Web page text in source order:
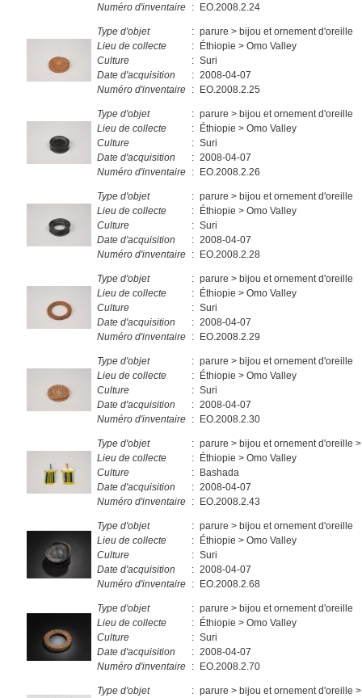
Numéro d'inventaire : EO.2008.2.24
Type d'objet : parure > bijou et ornement d'oreille
Lieu de collecte
: Éthiopie > Omo Valley
Culture
: Suri
Date d'acquisition
: 2008-04-07
Numéro d'inventaire : EO.2008.2.25
Type d'objet : parure > bijou et ornement d'oreille
Lieu de collecte
: Éthiopie > Omo Valley
Culture
: Suri
Date d'acquisition
: 2008-04-07
Numéro d'inventaire : EO.2008.2.26
Type d'objet : parure > bijou et ornement d'oreille
Lieu de collecte
: Éthiopie > Omo Valley
Culture
: Suri
Date d'acquisition
: 2008-04-07
Numéro d'inventaire : EO.2008.2.28
Type d'objet : parure > bijou et ornement d'oreille
Lieu de collecte
: Éthiopie > Omo Valley
Culture
: Suri
Date d'acquisition
: 2008-04-07
Numéro d'inventaire : EO.2008.2.29
Type d'objet : parure > bijou et ornement d'oreille
Lieu de collecte
: Éthiopie > Omo Valley
Culture
: Suri
Date d'acquisition
: 2008-04-07
Numéro d'inventaire : EO.2008.2.30
Type d'objet : parure > bijou et ornement d'oreille
Lieu de collecte
: Éthiopie > Omo Valley
Culture
: Bashada
Date d'acquisition
: 2008-04-07
Numéro d'inventaire : EO.2008.2.43
Type d'objet : parure > bijou et ornement d'oreille
Lieu de collecte
: Éthiopie > Omo Valley
Culture
: Suri
Date d'acquisition
: 2008-04-07
Numéro d'inventaire : EO.2008.2.68
Type d'objet : parure > bijou et ornement d'oreille
Lieu de collecte
: Éthiopie > Omo Valley
Culture
: Suri
Date d'acquisition
: 2008-04-07
Numéro d'inventaire : EO.2008.2.70
Type d'objet : parure > bijou et ornement d'oreille